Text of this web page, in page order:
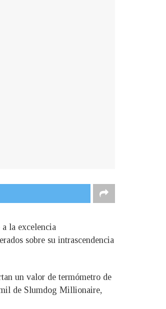
la excelencia
sobre su intrascendencia
un valor de termómetro de
de Slumdog Millionaire,